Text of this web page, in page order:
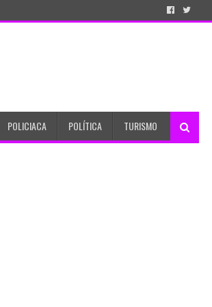
POLICIACA POLÍTICA TURISMO